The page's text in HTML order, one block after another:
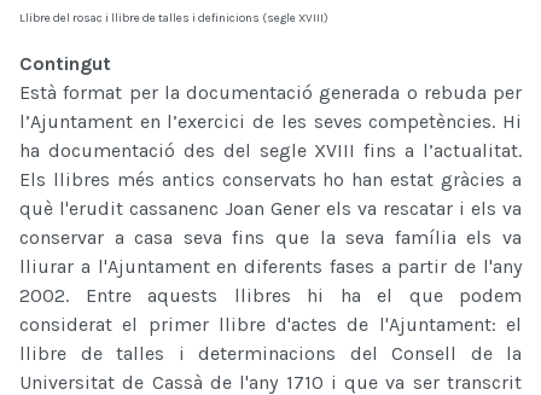
Llibre del rosac i llibre de talles i definicions (segle XVIII)
Contingut
Està format per la documentació generada o rebuda per
l’Ajuntament en l’exercici de les seves competències. Hi
ha documentació des del segle XVIII fins a l’actualitat.
Els llibres més antics conservats ho han estat gràcies a
què l'erudit cassanenc Joan Gener els va rescatar i els va
conservar a casa seva fins que la seva família els va
lliurar a l'Ajuntament en diferents fases a partir de l'any
2002. Entre aquests llibres hi ha el que podem
considerat el primer llibre d'actes de l'Ajuntament: el
llibre de talles i determinacions del Consell de la
Universitat de Cassà de l'any 1710 i que va ser transcrit